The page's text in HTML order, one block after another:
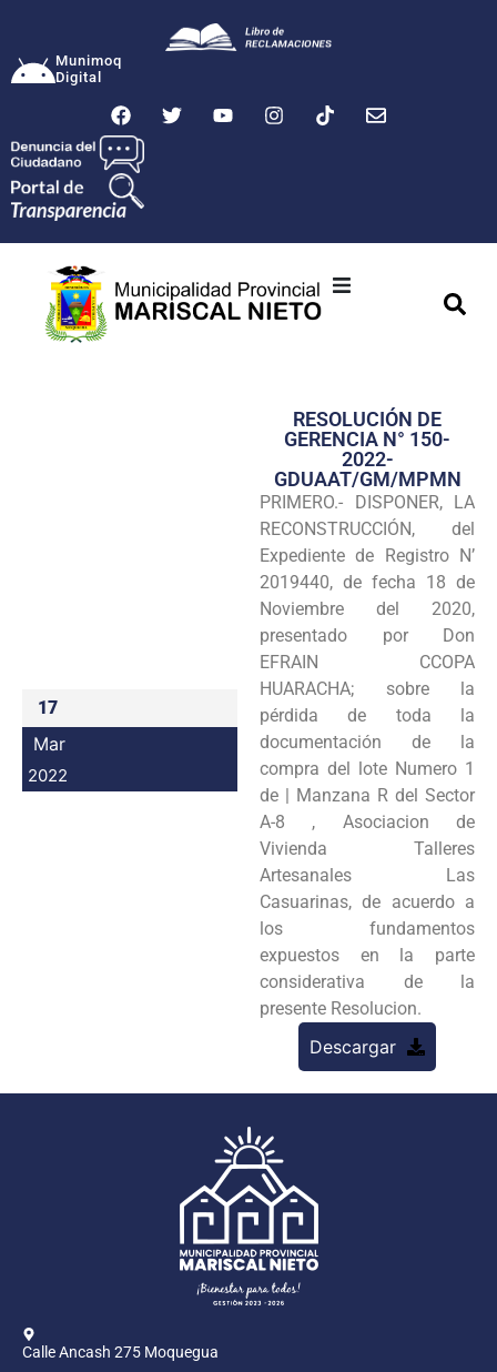
Munimoq
Digital
Transparencia
Seguridad
Programas
Intranet
17
Mar
2022
RESOLUCIÓN DE
GERENCIA N° 150-
2022-
GDUAAT/GM/MPMN
PRIMERO.- DISPONER, LA
RECONSTRUCCIÓN, del
Expediente de Registro N’
2019440, de fecha 18 de
Noviembre del 2020,
presentado por Don
EFRAIN CCOPA
HUARACHA; sobre la
pérdida de toda la
documentación de la
compra del lote Numero 1
de | Manzana R del Sector
A-8 , Asociacion de
Vivienda Talleres
Artesanales Las
Casuarinas, de acuerdo a
los fundamentos
expuestos en la parte
considerativa de la
presente Resolucion.
Descargar
Calle Ancash 275 Moquegua